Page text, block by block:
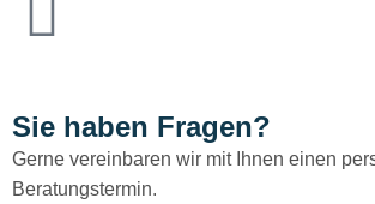
Sie haben Fragen?
Gerne vereinbaren wir mit Ihnen einen
Beratungstermin.